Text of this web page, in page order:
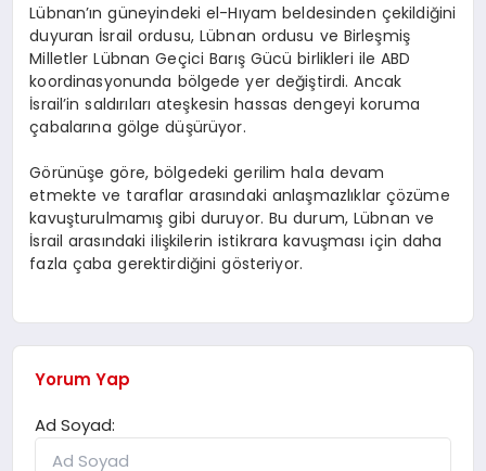
Lübnan’ın güneyindeki el-Hıyam beldesinden çekildiğini
duyuran İsrail ordusu, Lübnan ordusu ve Birleşmiş
Milletler Lübnan Geçici Barış Gücü birlikleri ile ABD
koordinasyonunda bölgede yer değiştirdi. Ancak
İsrail’in saldırıları ateşkesin hassas dengeyi koruma
çabalarına gölge düşürüyor.
Görünüşe göre, bölgedeki gerilim hala devam
etmekte ve taraflar arasındaki anlaşmazlıklar çözüme
kavuşturulmamış gibi duruyor. Bu durum, Lübnan ve
İsrail arasındaki ilişkilerin istikrara kavuşması için daha
fazla çaba gerektirdiğini gösteriyor.
Yorum Yap
Ad Soyad: